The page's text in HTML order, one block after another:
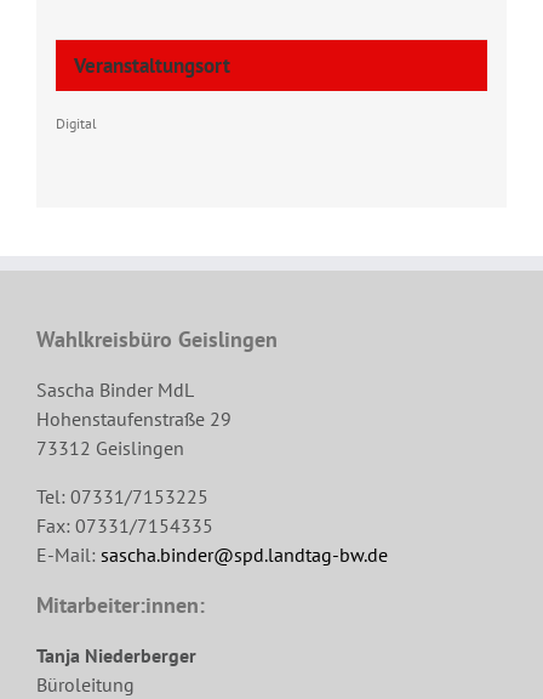
Veranstaltungsort
Digital
Wahlkreisbüro Geislingen
Sascha Binder MdL
Hohenstaufenstraße 29
73312 Geislingen
Tel: 07331/7153225
Fax: 07331/7154335
E-Mail: sascha.binder@spd.landtag-bw.de
Mitarbeiter:innen:
Tanja Niederberger
Büroleitung